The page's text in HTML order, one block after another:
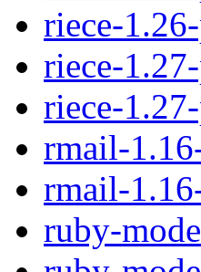
riece-
riece-
riece-
rmail-
rmail-
ruby-